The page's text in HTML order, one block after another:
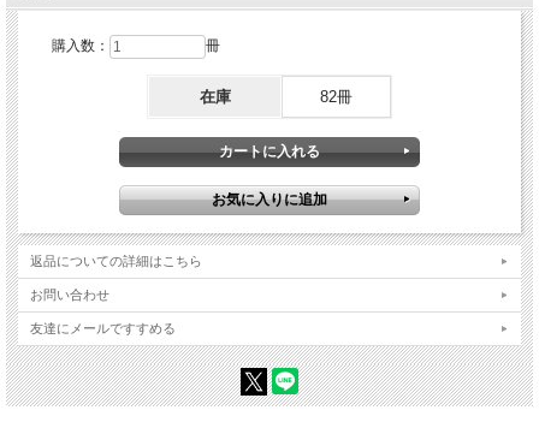
購入数： 冊
在庫 82冊
返品についての詳細はこちら
お問い合わせ
友達にメールですすめる